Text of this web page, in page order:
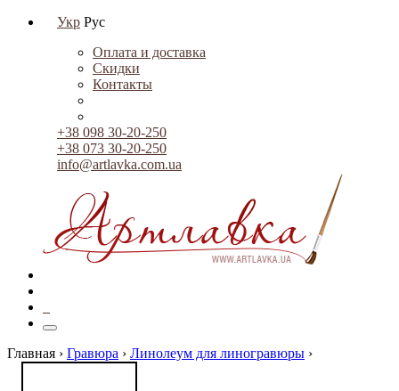
Укр Рус
Оплата и доставка
Скидки
Контакты
+38 098 30-20-250
+38 073 30-20-250
info@artlavka.com.ua
Главная › Гравюра › Линолеум для линогравюры ›